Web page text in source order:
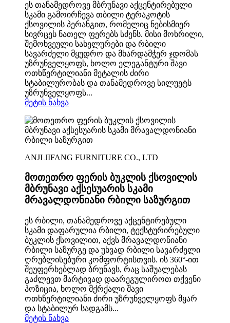
ეს თანამედროვე მბრუნავი აქცენტირებული
სკამი გამოირჩევა თბილი ტერაკოტის
ქსოვილის პერანგით, რომელიც ნებისმიერ
სივრცეს ნათელ ფერებს სძენს. მისი მოხრილი,
შემოხვეული სახელურები და რბილი
სავარძელი მყუდრო და მხარდამჭერ ჯდომას
უზრუნველყოფს, ხოლო ელეგანტური შავი
ოთხწერტილიანი მეტალის ძირი
სტაბილურობას და თანამედროვე სილუეტს
უზრუნველყოფს...
მეტის ნახვა
ANJI JIFANG FURNITURE CO., LTD
მოთეთრო ფერის ბუკლის ქსოვილის
მბრუნავი აქსესუარის სკამი
მრავალდონიანი რბილი საზურგით
ეს რბილი, თანამედროვე აქცენტირებული
სკამი დაფარულია რბილი, ტექსტურირებული
ბუკლის ქსოვილით, აქვს მრავალდონიანი
რბილი საზურგე და უხვად რბილი სავარძელი
ღრუბლისებური კომფორტისთვის. ის 360°-ით
შეუფერხებლად ბრუნავს, რაც საშუალებას
გაძლევთ მარტივად დაარეგულიროთ თქვენი
პოზიცია, ხოლო მქრქალი შავი
ოთხწერტილიანი ძირი უზრუნველყოფს მყარ
და სტაბილურ სადგამს...
მეტის ნახვა